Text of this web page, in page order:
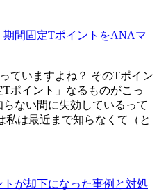
期間固定TポイントをANAマ
ていますよね？ そのTポイン
Tポイント」なるものがこっ
ない間に失効しているって
私は最近まで知らなくて（と
が却下になった事例と対処